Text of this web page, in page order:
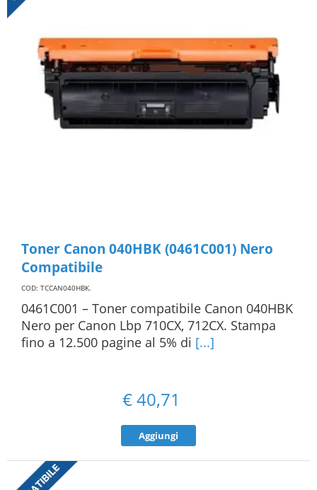
Toner Canon 040HBK (0461C001) Nero
Compatibile
COD: TCCAN040HBK.
0461C001 – Toner compatibile Canon 040HBK
Nero per Canon Lbp 710CX, 712CX. Stampa
fino a 12.500 pagine al 5% di [...]
€40,71
Aggiungi